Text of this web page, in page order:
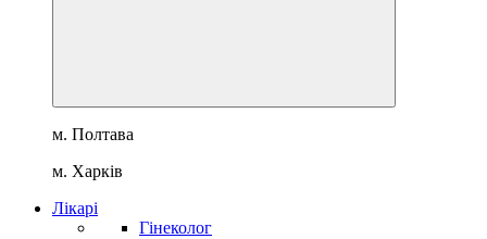
м. Полтава
м. Харків
Лікарі
Гінеколог